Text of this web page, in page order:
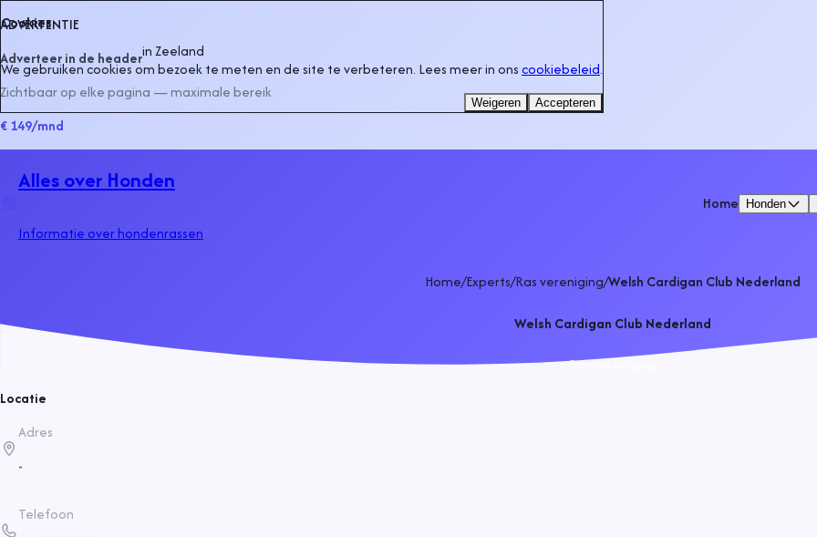
ADVERTENTIE
Adverteer in de headerinZeeland
Zichtbaar op elke pagina — maximale bereik
€ 149/mnd
Alles over Honden
Informatie over hondenrassen
Home Honden
Home/Experts/Ras vereniging/Welsh Cardigan Club Nederland
Welsh Cardigan Club Nederland
Ras vereniging
Locatie
Adres
-
Telefoon
Cookies
We gebruiken cookies om bezoek te meten en de site te verbeteren. Lees meer in onscookiebeleid.
Weigeren Accepteren